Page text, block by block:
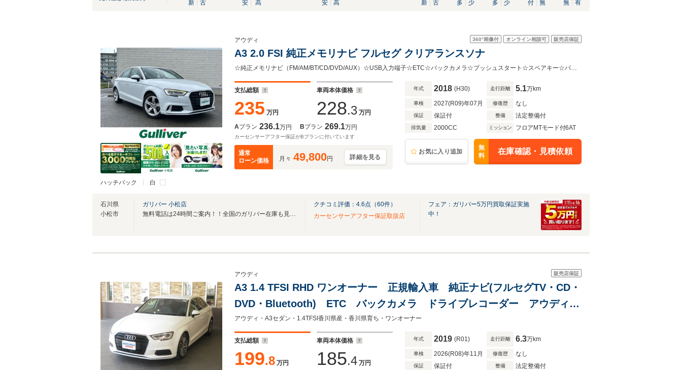
新
古
安
高
安
高
新
古
多
少
多
少
付
無
無
有
ハッチバック 白
360°画像付 オンライン相談可 販売店保証
アウディ
A3 2.0 FSI 純正メモリナビ フルセグ クリアランスソナ
☆純正メモリナビ（FM/AM/BT/CD/DVD/AUX）☆USB入力端子☆ETC☆バックカメラ☆プッシュスタート☆スペアキー☆パドルシフト☆前後ドライブレコーダー☆D席パワーシート☆クリアランス
支払総額
235 万円
車両本体価格
228.3 万円
Aプラン 236.1万円 Bプラン 269.1万円
カーセンサーアフター保証がBプランに付いています
通常
ローン価格
月々 49,800円 詳細を見る
年式 2018 (H30) 走行距離 5.1万km
車検 2027(R09)年07月 修復歴 なし
保証 保証付 整備 法定整備付
排気量 2000CC ミッション フロアMTモード付6AT
お気に入り追加
無
料
在庫確認・見積依頼
石川県
小松市
ガリバー 小松店
無料電話は24時間ご案内！！全国のガリバー在庫も見たい方は一括照会が可能です！
クチコミ評価： 4.6点（60件）
カーセンサーアフター保証取扱店
フェア：ガリバー5万円買取保証実施
中！
販売店保証
アウディ
A3 1.4 TFSI RHD ワンオーナー 正規輸入車 純正ナビ(フルセグTV・CD・
DVD・Bluetooth) ETC バックカメラ ドライブレコーダー アウディプ
レセンス リアフォグ ダウンサス マニュアルモード付 スペアスマート
キー
アウディ・A3セダン・1.4TFSI香川県産・香川県育ち・ワンオーナー
支払総額
199.8 万円
車両本体価格
185.4 万円
年式 2019 (R01) 走行距離 6.3万km
車検 2026(R08)年11月 修復歴 なし
保証 保証付 整備 法定整備付